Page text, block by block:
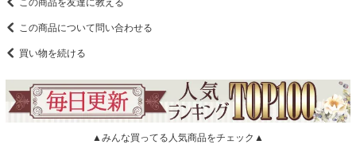
この商品を友達に教える
この商品について問い合わせる
買い物を続ける
▲みんな買ってる人気商品をチェック▲